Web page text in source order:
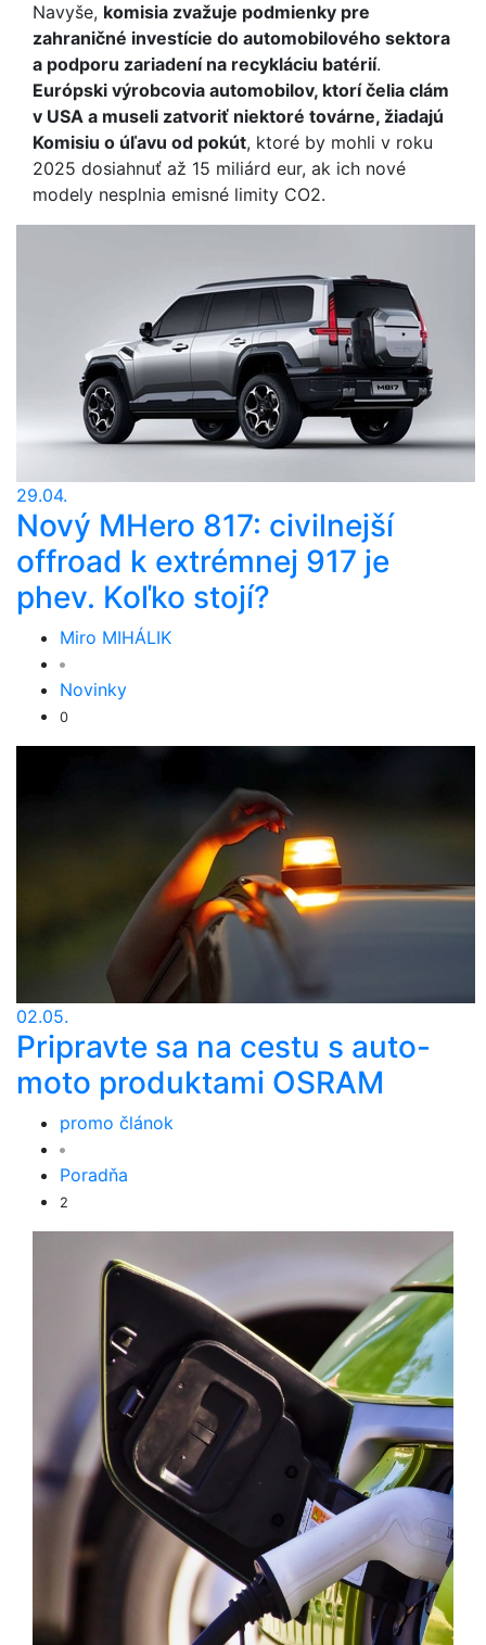
Navyše, komisia zvažuje podmienky pre
zahraničné investície do automobilového sektora
a podporu zariadení na recykláciu batérií.
Európski výrobcovia automobilov, ktorí čelia clám
v USA a museli zatvoriť niektoré továrne, žiadajú
Komisiu o úľavu od pokút, ktoré by mohli v roku
2025 dosiahnuť až 15 miliárd eur, ak ich nové
modely nesplnia emisné limity CO2.
29.04.
Nový MHero 817: civilnejší
offroad k extrémnej 917 je
phev. Koľko stojí?
Miro MIHÁLIK
Novinky
0
02.05.
Pripravte sa na cestu s auto-
moto produktami OSRAM
promo článok
Poradňa
2